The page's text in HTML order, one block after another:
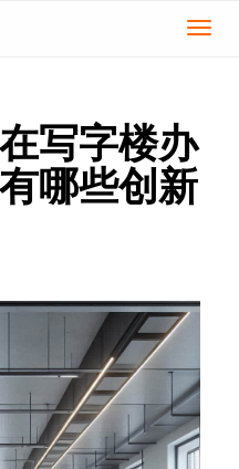
切
写字楼办
哪些创新